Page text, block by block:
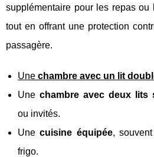
supplémentaire pour les repas ou
tout en offrant une protection
passagère.
Une chambre avec un lit
Unechambre avec deux lits
ou invités.
Unecuisine équipée,
frigo.